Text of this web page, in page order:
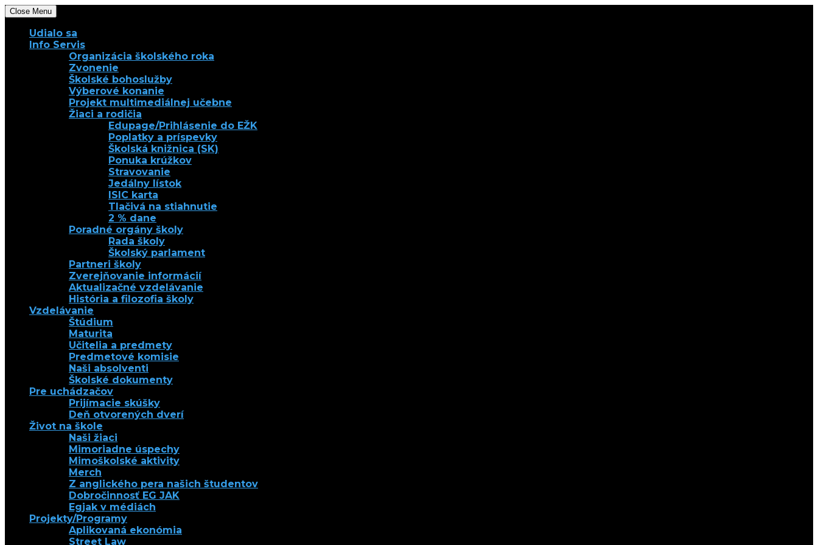
Close Menu
Udialo sa
Info Servis
Organizácia školského roka
Zvonenie
Školské bohoslužby
Výberové konanie
Projekt multimediálnej učebne
Žiaci a rodičia
Edupage/Prihlásenie do EŽK
Poplatky a príspevky
Školská knižnica (SK)
Ponuka krúžkov
Stravovanie
Jedálny lístok
ISIC karta
Tlačivá na stiahnutie
2 % dane
Poradné orgány školy
Rada školy
Školský parlament
Partneri školy
Zverejňovanie informácií
Aktualizačné vzdelávanie
História a filozofia školy
Vzdelávanie
Štúdium
Maturita
Učitelia a predmety
Predmetové komisie
Naši absolventi
Školské dokumenty
Pre uchádzačov
Prijímacie skúšky
Deň otvorených dverí
Život na škole
Naši žiaci
Mimoriadne úspechy
Mimoškolské aktivity
Merch
Z anglického pera našich študentov
Dobročinnosť EG JAK
Egjak v médiách
Projekty/Programy
Aplikovaná ekonómia
Street Law